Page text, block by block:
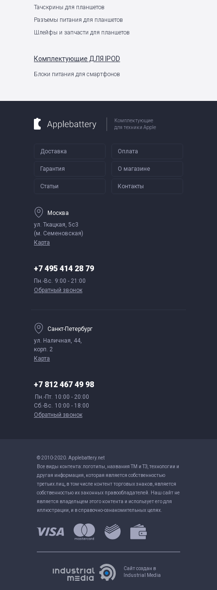
Тачскрины для планшетов
Разъемы питания для планшетов
Шлейфы и запчасти для планшетов
Комплектующие ДЛЯ IPOD
Блоки питания для смартфонов
Комплектующие
для техники Apple
Доставка Оплата
Гарантия О магазине
Статьи Контакты
Москва
ул. Ткацкая, 5с3
(м. Семеновская)
Карта
+7 495 414 28 79
Пн.-Вс. 9:00 - 21:00
Обратный звонок
Санкт-Петербург
ул. Наличная, 44,
корп. 2
Карта
+7 812 467 49 98
Пн.-Пт. 10:00 - 20:00
Сб.-Вс. 10:00 - 18:00
Обратный звонок
© 2010-2020. Applebattery.net
Все виды контента: логотипы, названия ТМ и ТЗ, технологии и
другая информация, которая является собственностью
третьих лиц, в том числе контент торговых знаков, является
собственностью их законных правообладателей. Наш сайт не
является владельцем этого контента и использует его для
иллюстрации, и в справочно-ознакомительных целях.
Сайт создан в
Industrial Media